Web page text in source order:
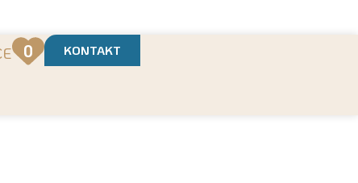
0 KONTAKT